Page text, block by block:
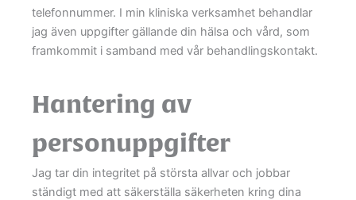
telefonnummer. I min kliniska verksamhet behandlar
jag även uppgifter gällande din hälsa och vård, som
framkommit i samband med vår behandlingskontakt.
Hantering av
personuppgifter
Jag tar din integritet på största allvar och jobbar
ständigt med att säkerställa säkerheten kring dina